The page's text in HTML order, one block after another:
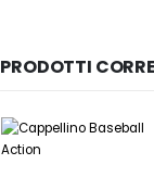
PRODOTTI
Questo prodotto ha più varianti. Le opzioni possono essere scelte nella pagina del prodotto